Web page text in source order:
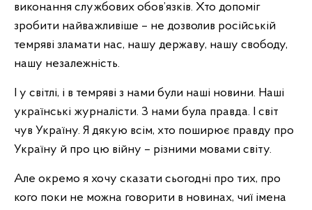
виконання службових обов’язків. Хто допоміг
зробити найважливіше – не дозволив російській
темряві зламати нас, нашу державу, нашу свободу,
нашу незалежність.
І у світлі, і в темряві з нами були наші новини. Наші
українські журналісти. З нами була правда. І світ
чув Україну. Я дякую всім, хто поширює правду про
Україну й про цю війну – різними мовами світу.
Але окремо я хочу сказати сьогодні про тих, про
кого поки не можна говорити в новинах, чиї імена